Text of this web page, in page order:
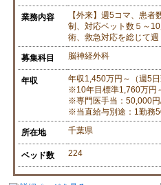
業務内容
【外来】週5コマ、患
制、対応ベット数５～
術、救急対応を総じて
募集科目 脳神経外科
年収
年収1,450万円～（週5日
※10年目標準1,760万円
※専門医手当：50,000
※当直給与別途：1勤務
所在地 千葉県
ベッド数 224